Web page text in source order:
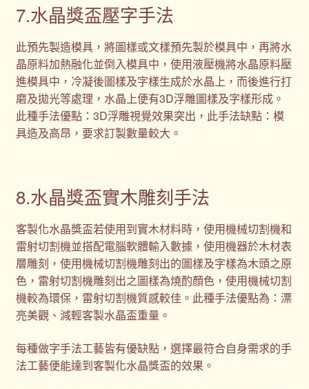
7.水晶獎盃壓字手法
此預先製造模具，將圖樣或文樣預先製於模具中，再將水
晶原料加熱融化並倒入模具中，使用液壓機將水晶原料壓
進模具中，冷凝後圖樣及字樣生成於水晶上，而後進行打
磨及拋光等處理，水晶上便有3D浮雕圖樣及字樣形成。
此種手法優點：3D浮雕視覺效果突出，此手法缺點：模
具造及高昂，要求訂製數量較大。
8.水晶獎盃實木雕刻手法
客製化水晶獎盃若使用到實木材料時，使用機械切割機和
雷射切割機並搭配電腦軟體輸入數據，使用機器於木材表
層雕刻，使用機械切割機雕刻出的圖樣及字樣為木頭之原
色，雷射切割機雕刻出之圖樣為燒酌顏色，使用機械切割
機較為環保，雷射切割機質感較佳。此種手法優點為：漂
亮美觀、減輕客製水晶盃重量。
每種做字手法工藝皆有優缺點，選擇最符合自身需求的手
法工藝便能達到客製化水晶獎盃的效果。